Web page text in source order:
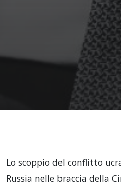
Lo scoppio del conflitto
Russia nelle braccia della